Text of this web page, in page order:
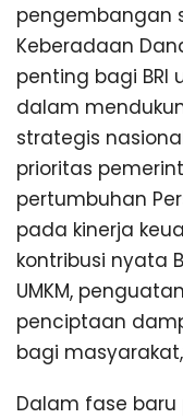
pengembangan
Keberadaan
penting bagi BRI
dalam
strategis
prioritas
pertumbuhan
pada kinerja
kontribusi nyata
UMKM,
penciptaan
bagi
Dalam fase